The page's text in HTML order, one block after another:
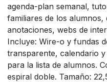
agenda-plan semanal,
familiares de los
anotaciones, webs de
Incluye: Wire-o y fundas
transparente, calendario
para la lista de alumnos.
espiral doble. Tamaño: